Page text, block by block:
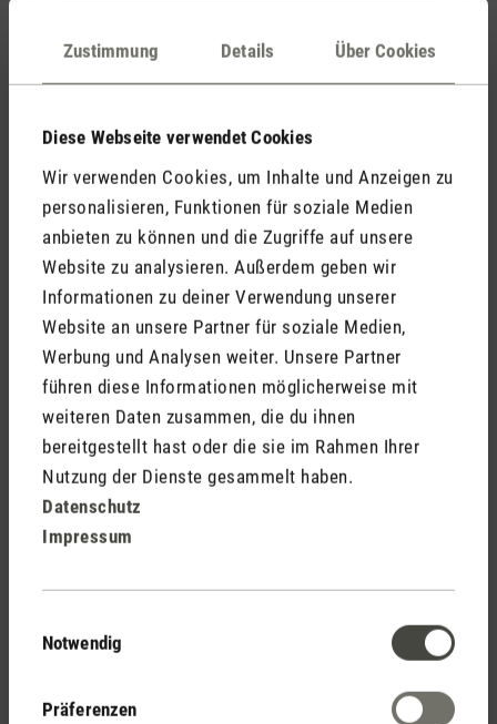
Zustimmung Details Über Cookies
Diese Webseite verwendet Cookies
Wir verwenden Cookies, um Inhalte und Anzeigen zu
personalisieren, Funktionen für soziale Medien
anbieten zu können und die Zugriffe auf unsere
Website zu analysieren. Außerdem geben wir
Informationen zu deiner Verwendung unserer
Website an unsere Partner für soziale Medien,
Werbung und Analysen weiter. Unsere Partner
führen diese Informationen möglicherweise mit
weiteren Daten zusammen, die du ihnen
bereitgestellt hast oder die sie im Rahmen Ihrer
Nutzung der Dienste gesammelt haben.
Datenschutz
Impressum
Notwendig
Präferenzen
Kommentare (0)
Deine Erkenntnisse mit anderen.
Jetzt Produkt bewerten
Deine Vorteile